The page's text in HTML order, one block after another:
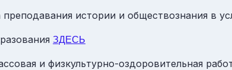
преподавания истории и обществознания в
ЗДЕСЬ
и физкультурно-оздоровительная